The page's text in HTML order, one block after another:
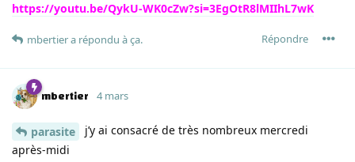
https://youtu.be/QykU-WK0cZw?si=3EgOtR8lMIIhL7wK
Répondre
mbertiera répondu à ça.
mbertier 4 mars
parasite
j’y ai consacré de très nombreux mercredi
après-midi